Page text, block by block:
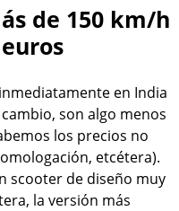
de 150 km/h
en India
son algo menos
los precios no
etcétera).
scooter de diseño muy
la versión más